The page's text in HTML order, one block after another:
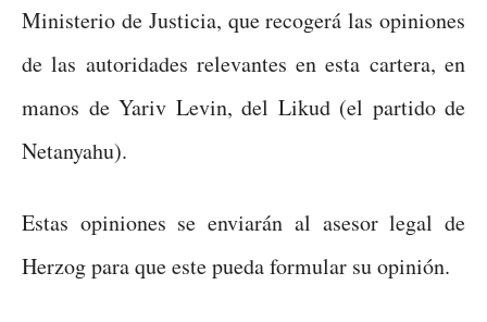
Ministerio de Justicia, que recogerá las opiniones
de las autoridades relevantes en esta cartera, en
manos de Yariv Levin, del Likud (el partido de
Netanyahu).
Estas opiniones se enviarán al asesor legal de
Herzog para que este pueda formular su opinión.